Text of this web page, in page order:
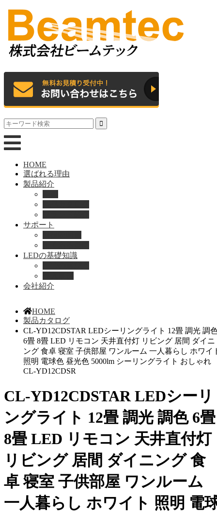
HOME
選ばれる理由
製品紹介
サポート
LEDの基礎知識
会社紹介
HOME
製品カタログ
CL-YD12CDSTAR LEDシーリングライト 12畳 調光 調
6畳 8畳 LED リモコン 天井直付灯 リビング 居間 ダイニ
ング 食卓 寝室 子供部屋 ワンルーム 一人暮らし ホワイ
照明 電球色 昼光色 5000lm シーリングライト おしゃれ
CL-YD12CDSR
CL-YD12CDSTAR LEDシーリ
ングライト 12畳 調光 調色 6畳
8畳 LED リモコン 天井直付灯
リビング 居間 ダイニング 食
卓 寝室 子供部屋 ワンルーム
一人暮らし ホワイト 照明 電